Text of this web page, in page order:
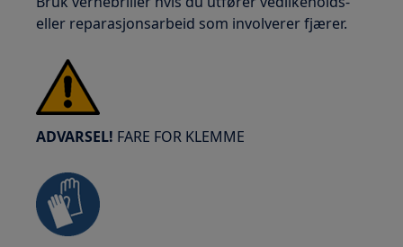
eller reparasjonsarbeid som involverer fjærer.
ADVARSEL! FARE FOR KLEMME